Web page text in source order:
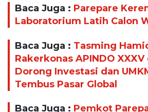
Baca Juga : Parepare
Laboratorium Latih Calon
Baca Juga : Tasming
Rakerkonas APINDO
Dorong Investasi dan
Tembus Pasar Global
Baca Juga : Pemkot